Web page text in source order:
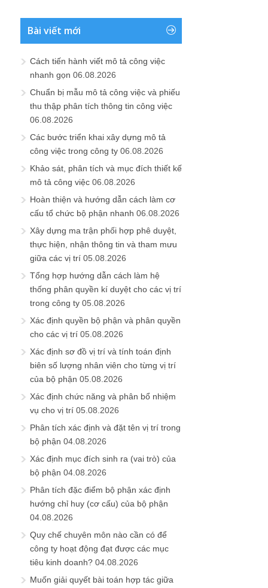
Bài viết mới
Cách tiến hành viết mô tả công việc
nhanh gọn 06.08.2026
Chuẩn bị mẫu mô tả công việc và phiếu
thu thập phân tích thông tin công việc
06.08.2026
Các bước triển khai xây dựng mô tả
công việc trong công ty 06.08.2026
Khảo sát, phân tích và mục đích thiết kế
mô tả công việc 06.08.2026
Hoàn thiện và hướng dẫn cách làm cơ
cấu tổ chức bộ phận nhanh 06.08.2026
Xây dựng ma trận phối hợp phê duyệt,
thực hiện, nhận thông tin và tham mưu
giữa các vị trí 05.08.2026
Tổng hợp hướng dẫn cách làm hệ
thống phân quyền kí duyệt cho các vị trí
trong công ty 05.08.2026
Xác định quyền bộ phận và phân quyền
cho các vị trí 05.08.2026
Xác định sơ đồ vị trí và tính toán định
biên số lượng nhân viên cho từng vị trí
của bộ phận 05.08.2026
Xác định chức năng và phân bổ nhiệm
vụ cho vị trí 05.08.2026
Phân tích xác định và đặt tên vị trí trong
bộ phận 04.08.2026
Xác định mục đích sinh ra (vai trò) của
bộ phận 04.08.2026
Phân tích đặc điểm bộ phận xác định
hướng chỉ huy (cơ cấu) của bộ phận
04.08.2026
Quy chế chuyên môn nào cần có để
công ty hoạt động đạt được các mục
tiêu kinh doanh? 04.08.2026
Muốn giải quyết bài toán hợp tác giữa